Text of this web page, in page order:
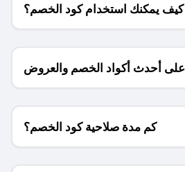
كيف يمكنك استخدام كود الخصم؟
أحدث أكواد الخصم والعروض
للمتاجر؟
كم مدة صلاحية كود الخصم؟